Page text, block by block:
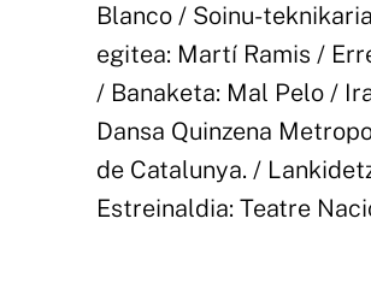
Blanco / Soinu-
egitea: Martí Ramis /
/ Banaketa: Mal Pelo /
Dansa Quinzena
de Catalunya. /
Estreinaldia: Teatre